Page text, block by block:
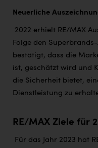
Neuerliche
2022 erhielt RE/MAX
Folge den
bestätigt, dass die
ist, geschätzt wird und
die Sicherheit bietet,
Dienstleistung zu
RE/MAX Ziele für
Für das Jahr 2023 hat